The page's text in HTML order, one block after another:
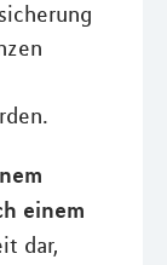
einem
dar,